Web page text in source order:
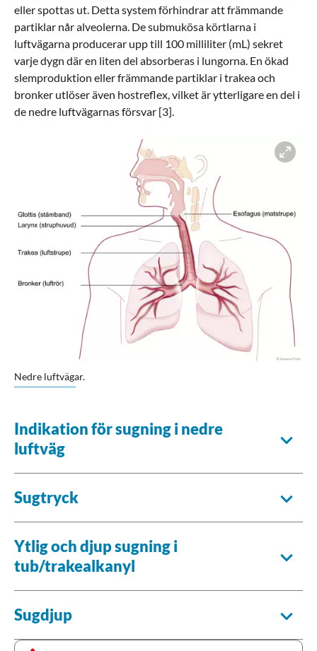
eller spottas ut. Detta system förhindrar att främmande
partiklar når alveolerna. De submukösa körtlarna i
luftvägarna producerar upp till 100 milliliter (mL) sekret
varje dygn där en liten del absorberas i lungorna. En ökad
slemproduktion eller främmande partiklar i trakea och
bronker utlöser även hostreflex, vilket är ytterligare en del i
de nedre luftvägarnas försvar [3].
Nedre luftvägar.
Indikation för sugning i nedre
luftväg
Sugtryck
Ytlig och djup sugning i
tub/trakealkanyl
Sugdjup